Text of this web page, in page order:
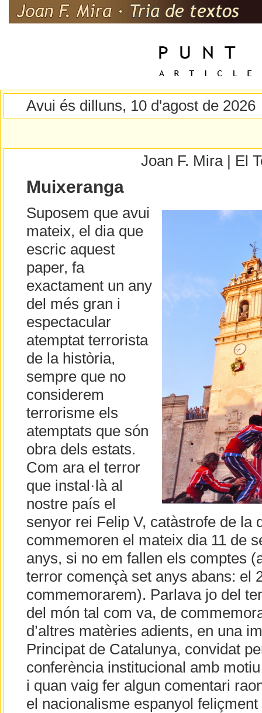
Avui és dilluns, 10 d'agost de 2026
Joan F. Mira | El
Muixeranga
Suposem que avui
mateix, el dia que
escric aquest
paper, fa
exactament un any
del més gran i
espectacular
atemptat terrorista
de la història,
sempre que no
considerem
terrorisme els
atemptats que són
obra dels estats.
Com ara el terror
que instal·là al
nostre país el
senyor rei Felip V, catàstrofe de la
commemoren el mateix dia 11 de
anys, si no em fallen els comptes
terror començà set anys abans: el
commemorarem). Parlava jo del
del món tal com va, de
d’altres matèries adients, en una
Principat de Catalunya, convidat
conferència institucional amb
i quan vaig fer algun comentari
el nacionalisme espanyol